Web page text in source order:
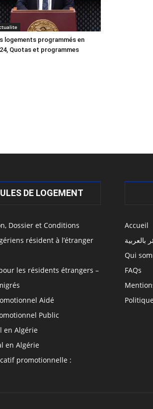
logements programmés en
Quotas et programmes
DE LOGEMENT
Dossier et Conditions
résident à l’étranger
les résidents étrangers –
Aidé
Public
en Algérie
en Algérie
promotionnelle :
Accueil
بالعربية
Qui
FAQs